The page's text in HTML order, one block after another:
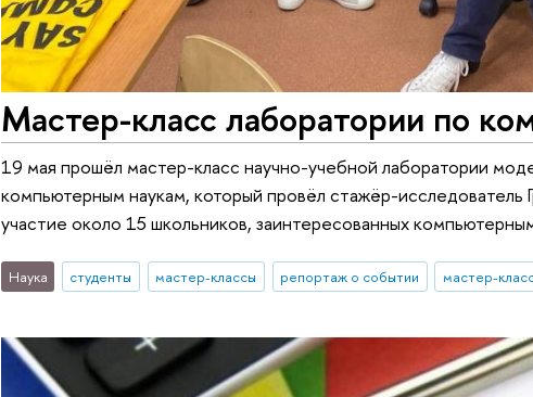
Мастер-класс лаборатории по
19 мая прошёл мастер-класс научно-учебной лаборатории
компьютерным наукам, который провёл стажёр-исследователь
участие около 15 школьников, заинтересованных
Наука студенты мастер-классы репортаж о событии мастер-